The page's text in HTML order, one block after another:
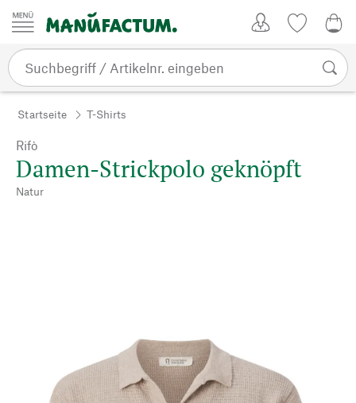
Zum Inhalt springen
Startseite T-Shirts
Rifò
Damen-Strickpolo geknöpft
Natur